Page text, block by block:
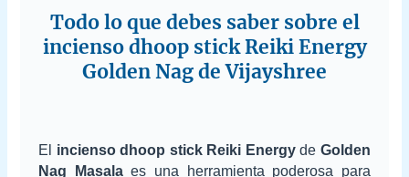
Todo lo que debes saber sobre el
incienso dhoop stick Reiki Energy
Golden Nag de Vijayshree
El incienso dhoop stick Reiki Energyde Golden
Nag Masalaes una herramienta poderosa para